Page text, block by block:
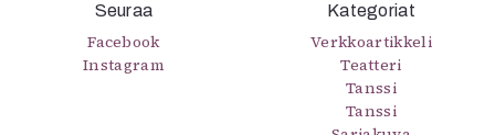
Seuraa
Facebook
Instagram
Kategoriat
Verkkoartikkeli
Teatteri
Tanssi
Tanssi